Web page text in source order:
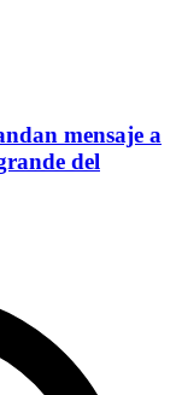
mensaje a
del